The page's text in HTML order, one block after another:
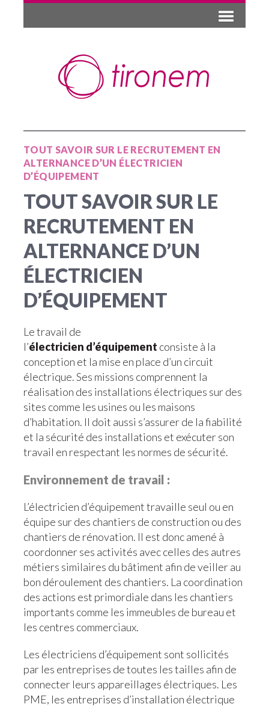
TOUT SAVOIR SUR LE RECRUTEMENT EN
ALTERNANCE D’UN ÉLECTRICIEN
D’ÉQUIPEMENT
TOUT SAVOIR SUR LE
RECRUTEMENT EN
ALTERNANCE D’UN
ÉLECTRICIEN
D’ÉQUIPEMENT
Le travail de
l’électricien d’équipement consiste à la
conception et la mise en place d’un circuit
électrique. Ses missions comprennent la
réalisation des installations électriques sur des
sites comme les usines ou les maisons
d’habitation. Il doit aussi s’assurer de la fiabilité
et la sécurité des installations et exécuter son
travail en respectant les normes de sécurité.
Environnement de travail :
L’électricien d’équipement travaille seul ou en
équipe sur des chantiers de construction ou des
chantiers de rénovation. Il est donc amené à
coordonner ses activités avec celles des autres
métiers similaires du bâtiment afin de veiller au
bon déroulement des chantiers. La coordination
des actions est primordiale dans les chantiers
importants comme les immeubles de bureau et
les centres commerciaux.
Les électriciens d’équipement sont sollicités
par les entreprises de toutes les tailles afin de
connecter leurs appareillages électriques. Les
PME, les entreprises d’installation électrique